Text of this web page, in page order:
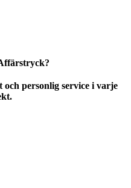
personlig service i varje